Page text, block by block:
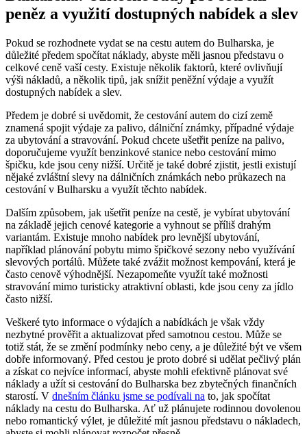
peněz a využití dostupných nabídek a slev
Pokud se rozhodnete vydat se na cestu autem do Bulharska, je
důležité předem spočítat náklady, abyste měli jasnou představu o
celkové ceně vaší cesty. Existuje několik faktorů, které ovlivňují
výši nákladů, a několik tipů, jak snížit peněžní výdaje a využít
dostupných nabídek a slev.
Předem je dobré si uvědomit, že cestování autem do cizí země
znamená spojit výdaje za palivo, dálniční známky, případné výdaje
za ubytování a stravování. Pokud chcete ušetřit peníze na palivo,
doporučujeme využít benzinkové stanice nebo cestování mimo
špičku, kde jsou ceny nižší. Určitě je také dobré zjistit, jestli existují
nějaké zvláštní slevy na dálničních známkách nebo průkazech na
cestování v Bulharsku a využít těchto nabídek.
Dalším způsobem, jak ušetřit peníze na cestě, je vybírat ubytování
na základě jejich cenové kategorie a vyhnout se příliš drahým
variantám. Existuje mnoho nabídek pro levnější ubytování,
například plánování pobytu mimo špičkové sezony nebo využívání
slevových portálů. Můžete také zvážit možnost kempování, která je
často cenově výhodnější. Nezapomeňte využít také možnosti
stravování mimo turisticky atraktivní oblasti, kde jsou ceny za jídlo
často nižší.
Veškeré tyto informace o výdajích a nabídkách je však vždy
nezbytné prověřit a aktualizovat před samotnou cestou. Může se
totiž stát, že se změní podmínky nebo ceny, a je důležité být ve všem
dobře informovaný. Před cestou je proto dobré si udělat pečlivý plán
a získat co nejvíce informací, abyste mohli efektivně plánovat své
náklady a užít si cestování do Bulharska bez zbytečných finančních
starostí. V dnešním článku jsme se podívali na to, jak spočítat
náklady na cestu do Bulharska. Ať už plánujete rodinnou dovolenou
nebo romantický výlet, je důležité mít jasnou představu o nákladech,